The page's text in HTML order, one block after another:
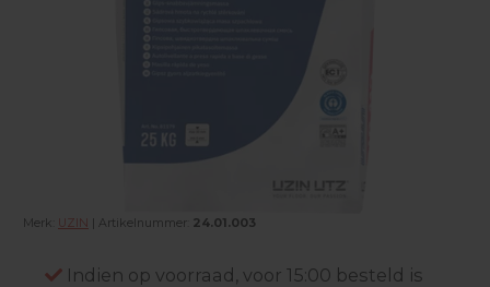
Merk: UZIN | Artikelnummer: 24.01.003
Indien op voorraad, voor 15:00 besteld is